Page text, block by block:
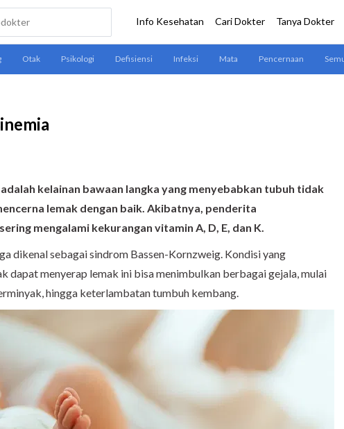
kelainan bawaan langka yang menyebabkan tubuh tidak
lemak dengan baik. Akibatnya, penderita
mengalami kekurangan vitamin A, D, E, dan K.
dikenal sebagai sindrom Bassen-Kornzweig. Kondisi yang
dapat menyerap lemak ini bisa menimbulkan berbagai gejala, mulai
hingga keterlambatan tumbuh kembang.